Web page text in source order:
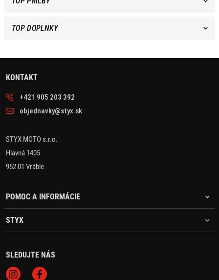
TOP DOPLNKY
KONTAKT
+421 905 203 392
objednavky@styx.sk
STYX MOTO s.r.o.
Hlavná 1405
952 01 Vráble
POMOC A INFORMÁCIE
STYX
SLEDUJTE NÁS